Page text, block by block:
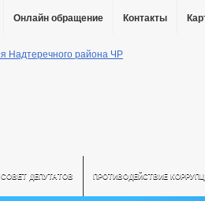
Онлайн обращение Контакты
СОВЕТ ДЕПУТАТОВ ПРОТИВОДЕЙСТВИЕ